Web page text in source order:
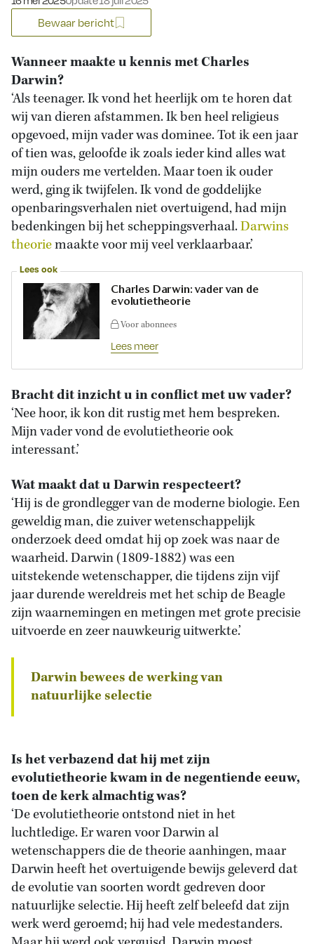
Bewaar bericht
Wanneer maakte u kennis met Charles
Darwin?
‘Als teenager. Ik vond het heerlijk om te horen dat
wij van dieren afstammen. Ik ben heel religieus
opgevoed, mijn vader was dominee. Tot ik een jaar
of tien was, geloofde ik zoals ieder kind alles wat
mijn ouders me vertelden. Maar toen ik ouder
werd, ging ik twijfelen. Ik vond de goddelijke
openbaringsverhalen niet overtuigend, had mijn
bedenkingen bij het scheppingsverhaal.Darwins
theoriemaakte voor mij veel verklaarbaar.’
Lees ook
Charles Darwin: vader van de
evolutietheorie
Voor abonnees
Lees meer
Bracht dit inzicht u in conflict met uw vader?
‘Nee hoor, ik kon dit rustig met hem bespreken.
Mijn vader vond de evolutietheorie ook
interessant.’
Wat maakt dat u Darwin respecteert?
‘Hij is de grondlegger van de moderne biologie. Een
geweldig man, die zuiver wetenschappelijk
onderzoek deed omdat hij op zoek was naar de
waarheid. Darwin (1809-1882) was een
uitstekende wetenschapper, die tijdens zijn vijf
jaar durende wereldreis met het schip de Beagle
zijn waarnemingen en metingen met grote precisie
uitvoerde en zeer nauwkeurig uitwerkte.’
Darwin bewees de werking van
natuurlijke selectie
Is het verbazend dat hij met zijn
evolutietheorie kwam in de negentiende eeuw,
toen de kerk almachtig was?
‘De evolutietheorie ontstond niet in het
luchtledige. Er waren voor Darwin al
wetenschappers die de theorie aanhingen, maar
Darwin heeft het overtuigende bewijs geleverd dat
de evolutie van soorten wordt gedreven door
natuurlijke selectie. Hij heeft zelf beleefd dat zijn
werk werd geroemd; hij had vele medestanders.